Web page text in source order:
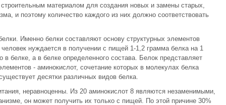
материалом для создания новых и замены старых,
и поэтому количество каждого из них должно соответствовать
Именно белки составляют основу структурных элементов
нуждается в получении с пищей 1-1,2 грамма белка на 1
белке, а в белке определенного состава. Белок представляет
- аминокислот, сочетание которых в молекулах белка
десятки различных видов белка.
неравноценны. Из 20 аминокислот 8 являются незаменимыми,
он может получить их только с пищей. По этой причине 30%